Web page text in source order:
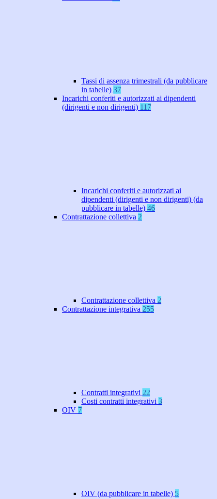
Tassi di assenza trimestrali (da pubblicare
in tabelle) 37
Incarichi conferiti e autorizzati ai dipendenti
(dirigenti e non dirigenti) 117
Incarichi conferiti e autorizzati ai
dipendenti (dirigenti e non dirigenti) (da
pubblicare in tabelle) 46
Contrattazione collettiva 2
Contrattazione collettiva 2
Contrattazione integrativa 255
Contratti integrativi 22
Costi contratti integrativi 3
OIV 7
OIV (da pubblicare in tabelle) 5